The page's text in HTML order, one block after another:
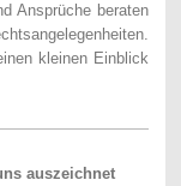
Ansprüche beraten
kleinen Einblick
auszeichnet